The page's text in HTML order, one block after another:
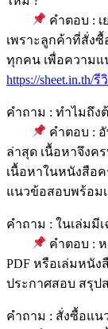
คำตอบ :
เพราะลูกค้าที่สั่ง
ทุกคน เพื่อความแ
https://sheet.in.th/
คำถาม : ทำไมถึง
คำตอบ :
ล่าสุด เนื้อหาจึงค
เนื้อหาในหนังสือค
แนวข้อสอบพร้อม
คำถาม : ในเล่มมี
คำตอบ :
PDF หรือเล่มหนั
ประกาศสอบ สรุป
คำถาม : สั่งซื้อแน